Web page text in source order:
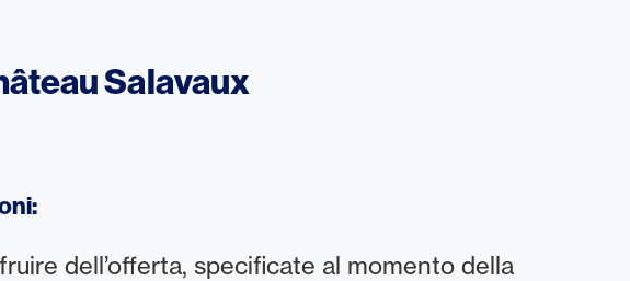
Salavaux
dell’offerta, specificate al momento della